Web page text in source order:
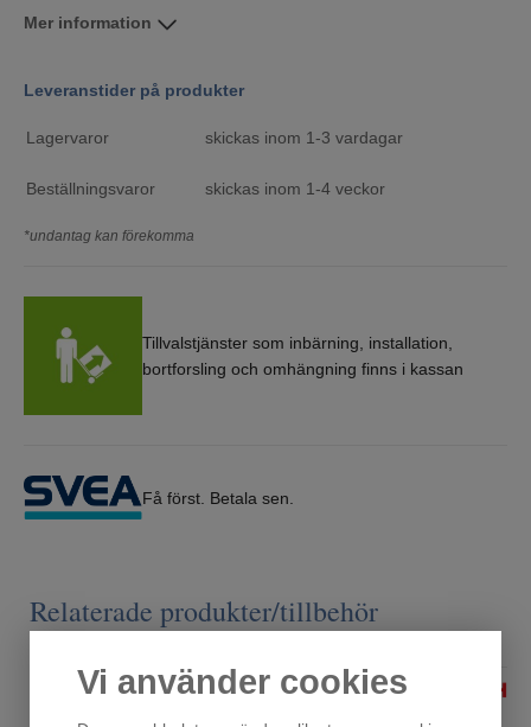
Vi använder cookies
Mer information
Leveranstider på produkter
Lagervaror skickas inom 1-3 vardagar
Beställningsvaror skickas inom 1-4 veckor
*undantag kan förekomma
Tillvalstjänster som inbärning, installation,
bortforsling och omhängning finns i kassan
Få först. Betala sen.
Relaterade produkter/tillbehör